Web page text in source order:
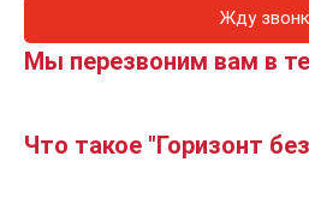
Жду
Мы перезвоним вам в
Что такое "Горизонт